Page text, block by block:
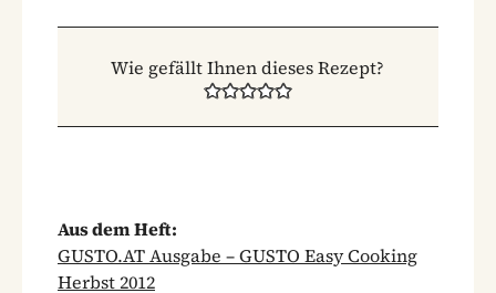
Wie gefällt Ihnen dieses Rezept?
Aus dem Heft:
GUSTO.AT Ausgabe – GUSTO Easy Cooking
Herbst 2012